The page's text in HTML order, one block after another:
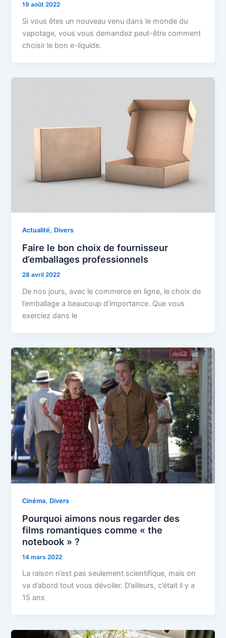
19 août 2022
Si vous êtes un nouveau venu dans le monde du
vapotage, vous vous demandez peut-être comment
choisir le bon e-liquide.
Actualité, Divers
Faire le bon choix de fournisseur
d’emballages professionnels
28 avril 2022
De nos jours, avec le commerce en ligne, le choix de
l’emballage a beaucoup d’importance. Que vous
exerciez dans le
Cinéma, Divers
Pourquoi aimons nous regarder des
films romantiques comme « the
notebook » ?
14 mars 2022
La raison n’est pas seulement scientifique, mais on
va d’abord tout vous dévoiler. D’ailleurs, c’était il y a
15 ans